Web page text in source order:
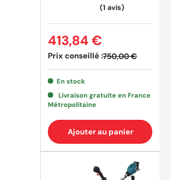
Prix conseillé :750,00 €
413,84 €
En stock
Livraison gratuite en France
Métropolitaine
Ajouter au panier